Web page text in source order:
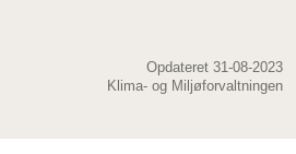
Opdateret 31-08-2023
Klima- og Miljøforvaltningen